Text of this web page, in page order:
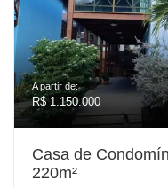
A partir de:
R$ 1.150.000
Casa de
220m²